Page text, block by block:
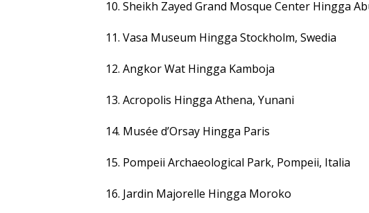
10. Sheikh Zayed Grand Mosque Center Hingga
11. Vasa Museum Hingga Stockholm, Swedia
12. Angkor Wat Hingga Kamboja
13. Acropolis Hingga Athena, Yunani
14. Musée d’Orsay Hingga Paris
15. Pompeii Archaeological Park, Pompeii, Italia
16. Jardin Majorelle Hingga Moroko